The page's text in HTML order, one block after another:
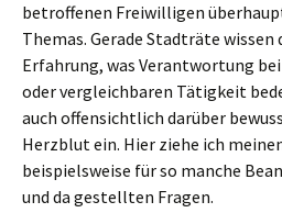
betroffenen Freiwilligen
Themas. Gerade Stadträte wissen
Erfahrung, was Verantwortung
oder vergleichbaren Tätigkeit
auch offensichtlich darüber
Herzblut ein. Hier ziehe ich
beispielsweise für so manche
und da gestellten Fragen.